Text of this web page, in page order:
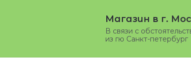
Магазин в г.
В связи с
из гю Санкт-петербург